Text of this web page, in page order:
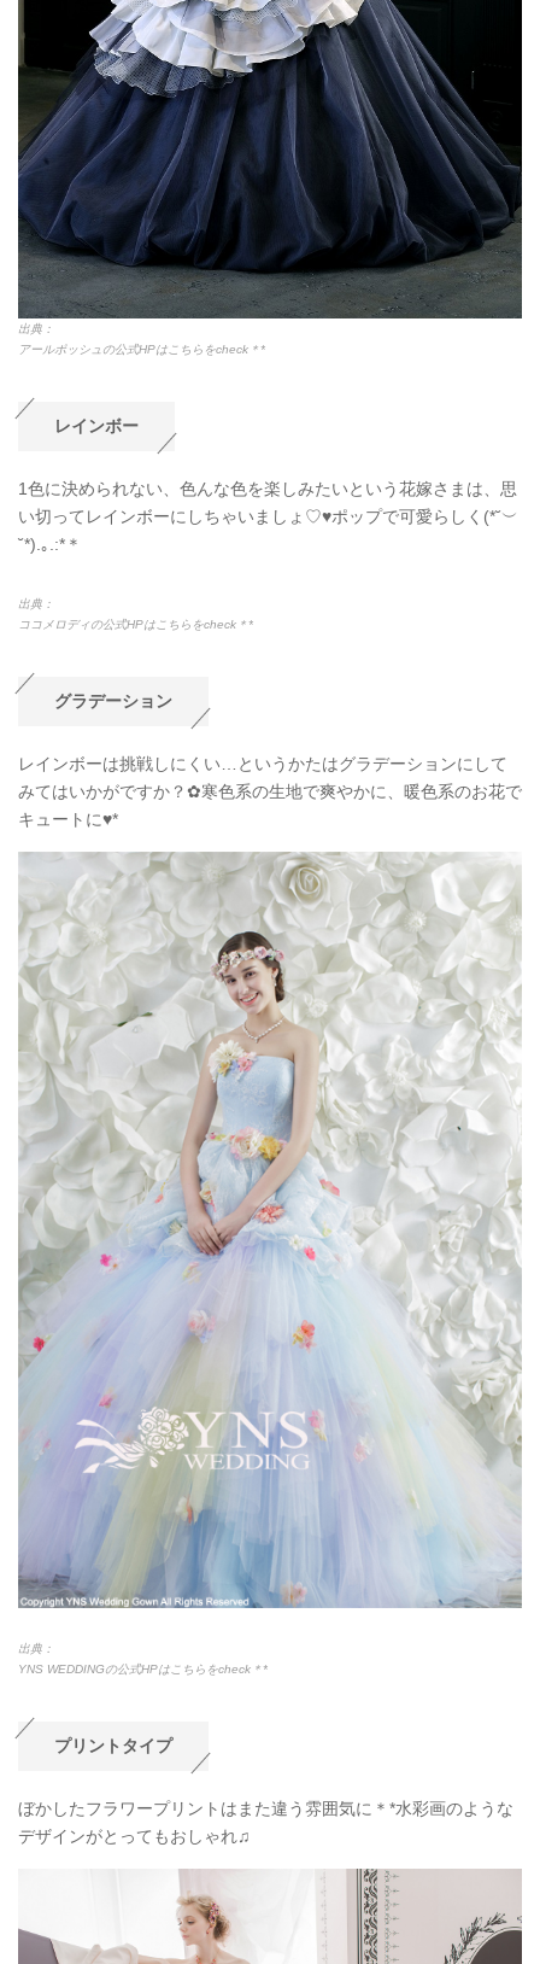
出典：
アールポッシュの公式HPはこちらをcheck＊*
レインボー
1色に決められない、色んな色を楽しみたいという花嫁さまは、思
い切ってレインボーにしちゃいましょ♡♥ポップで可愛らしく(*˘︶
˘*).｡.:*＊
出典：
ココメロディの公式HPはこちらをcheck＊*
グラデーション
レインボーは挑戦しにくい…というかたはグラデーションにして
みてはいかがですか？✿寒色系の生地で爽やかに、暖色系のお花で
キュートに♥*
出典：
YNS WEDDINGの公式HPはこちらをcheck＊*
プリントタイプ
ぼかしたフラワープリントはまた違う雰囲気に＊*水彩画のような
デザインがとってもおしゃれ♫